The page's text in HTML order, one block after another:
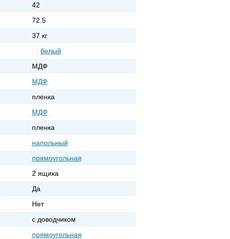
42
72.5
37 кг
белый
МДФ
МДФ
пленка
МДФ
пленка
напольный
прямоугольная
2 ящика
Да
Нет
с доводчиком
прямоугольная